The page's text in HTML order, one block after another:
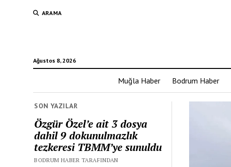
ARAMA
Ağustos 8, 2026
Muğla Haber Bodrum Haber
SON YAZILAR
Özgür Özel’e ait 3 dosya
dahil 9 dokunulmazlık
tezkeresi TBMM’ye sunuldu
BODRUM HABER TARAFINDAN